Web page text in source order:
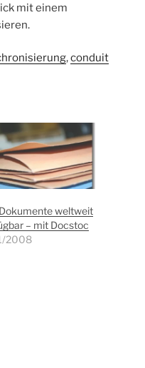
mit einem
,conduit
weltweit
– mit Docstoc
2008